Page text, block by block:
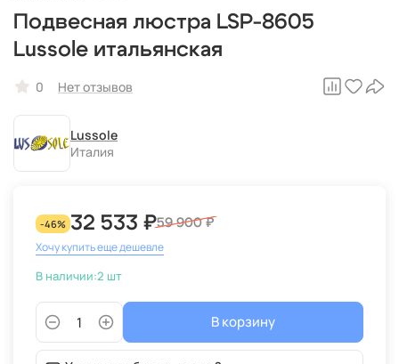
Подвесная люстра LSP-8605
Lussole итальянская
0 Нет отзывов
Lussole
Италия
-46% 32 533 ₽59 900 ₽
Хочу купить еще дешевле
В наличии:2 шт
В корзину